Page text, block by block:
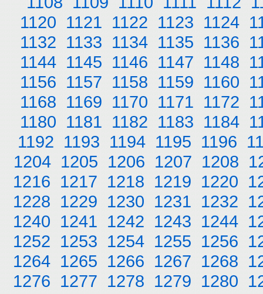
1120 1121 1122 1123 1124
1132 1133 1134 1135 1136
1144 1145 1146 1147 1148
1156 1157 1158 1159 1160
1168 1169 1170 1171 1172
1180 1181 1182 1183 1184
1192 1193 1194 1195 1196
1204 1205 1206 1207 1208
1216 1217 1218 1219 1220
1228 1229 1230 1231 1232
1240 1241 1242 1243 1244
1252 1253 1254 1255 1256
1264 1265 1266 1267 1268
1276 1277 1278 1279 1280